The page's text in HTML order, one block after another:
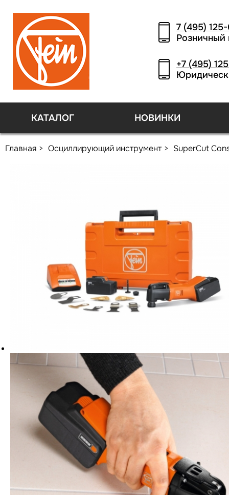
7 (495)
Розничный
+7 (495)
КАТАЛОГ НОВИНКИ
Главная Осциллирующий инструмент SuperCut